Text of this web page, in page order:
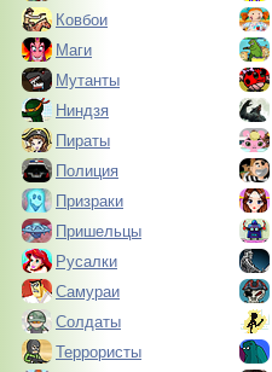
Ковбои
Маги
Мутанты
Ниндзя
Пираты
Полиция
Призраки
Пришельцы
Русалки
Самураи
Солдаты
Террористы